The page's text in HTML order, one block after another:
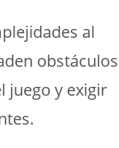
al
obstáculos
juego y exigir